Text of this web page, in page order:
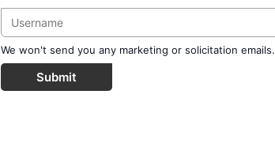
We won't send you any marketing or solicitation emails.
Submit